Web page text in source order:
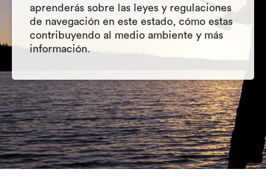
aprenderás sobre las leyes y regulaciones
de navegación en este estado, cómo estas
contribuyendo al medio ambiente y más
información.